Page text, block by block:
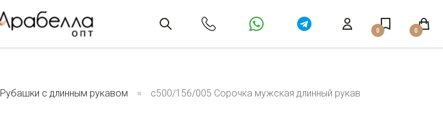
0 0
Рубашки с длинным рукавом c500/156/005 Сорочка мужская длинный рукав